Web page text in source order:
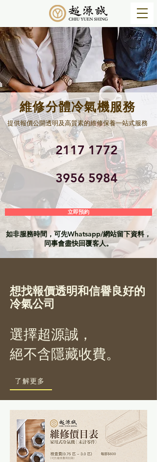
維修分體冷氣機服務
提供報價公開透明及高質素的維修保養一站式服務
​2117 1772
​3956 5984
立即預約
​如非服務時間，可先Whatsapp/網站留下資料，
同事會盡快回覆客人。
想找報價透明和信譽良好的
冷氣公司
選擇超源誠，
絕不含隱藏收費。
了解更多